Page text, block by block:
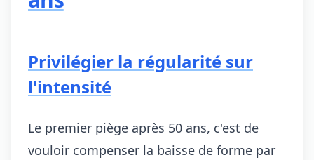
Privilégier la régularité sur
l'intensité
Le premier piège après 50 ans, c'est de
vouloir compenser la baisse de forme par